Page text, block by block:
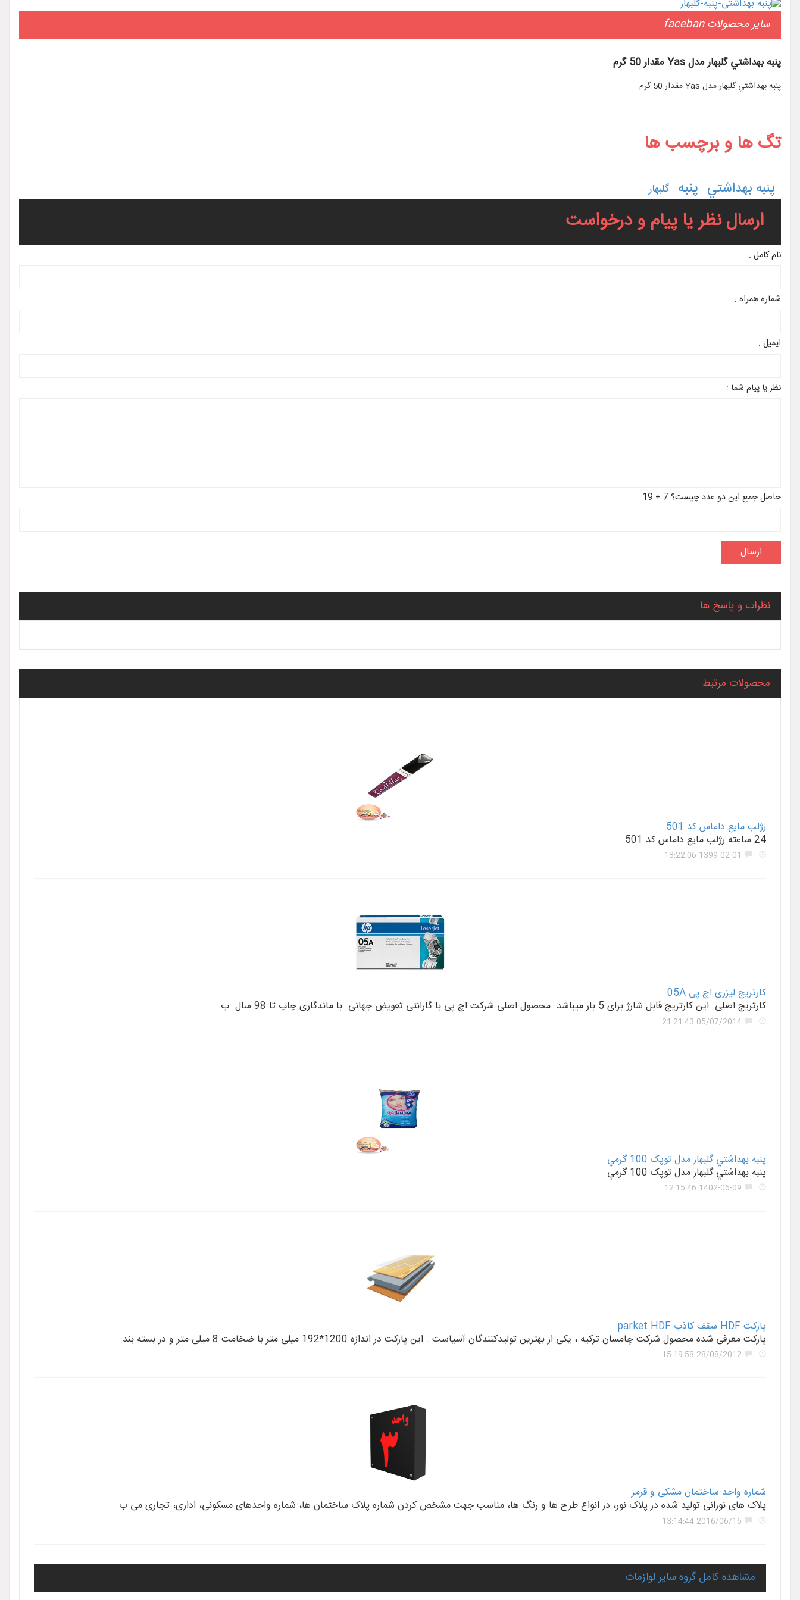
سایر محصولات faceban
پنبه بهداشتي گلبهار مدل Yas مقدار 50 گرم
پنبه بهداشتي گلبهار مدل Yas مقدار 50 گرم
تگ ها و برچسب ها
پنبه بهداشتي پنبه گلبهار
ارسال نظر یا پیام و درخواست
نام کامل :
شماره همراه :
ایمیل :
نظر یا پیام شما :
حاصل جمع این دو عدد چیست؟ 7 + 19
نظرات و پاسخ ها
محصولات مرتبط
رژلب مايع داماس کد 501
24 ساعته رژلب مايع داماس کد 501
1399-02-01 18:22:06
کارتریج لیزری اچ پی 05A
کارتریج اصلی این کارتریج قابل شارژ برای 5 بار میباشد محصول اصلی شرکت اچ پی با گارانتی تعویض جهانی با ماندگاری چاپ تا 98 سال ب
05/07/2014 21:21:43
پنبه بهداشتي گلبهار مدل توپک 100 گرمي
پنبه بهداشتي گلبهار مدل توپک 100 گرمي
1402-06-09 12:15:46
پارکت HDF سقف کاذب parket HDF
پارکت معرفی شده محصول شرکت چامسان ترکیه ، یکی از بهترین تولیدکنندگان آسیاست . این پارکت در اندازه 1200*192 میلی متر با ضخامت 8 میلی متر و در بسته بند
28/08/2012 15:19:58
شماره واحد ساختمان مشکی و قرمز
پلاک های نورانی تولید شده در پلاک نور، در انواع طرح ها و رنگ ها، مناسب جهت مشخص کردن شماره پلاک ساختمان ها، شماره واحدهای مسکونی، اداری، تجاری می ب
2016/06/16 13:14:44
مشاهده کامل گروه سایر لوازمات